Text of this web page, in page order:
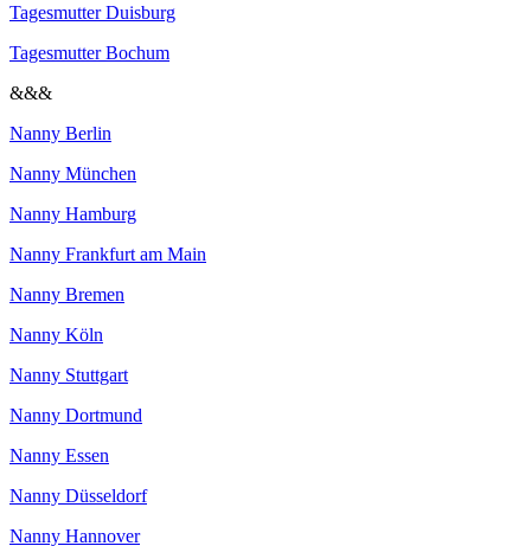
Tagesmutter Duisburg
Tagesmutter Bochum
&&&
Nanny Berlin
Nanny München
Nanny Hamburg
Nanny Frankfurt am Main
Nanny Bremen
Nanny Köln
Nanny Stuttgart
Nanny Dortmund
Nanny Essen
Nanny Düsseldorf
Nanny Hannover